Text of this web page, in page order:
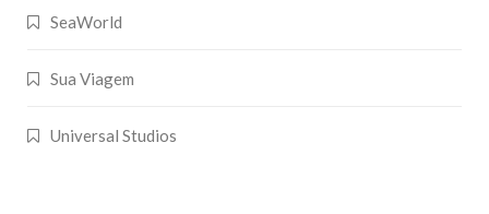
SeaWorld
Sua Viagem
Universal Studios